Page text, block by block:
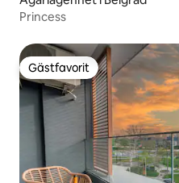
Princess
Gästfavorit
Gästfavorit